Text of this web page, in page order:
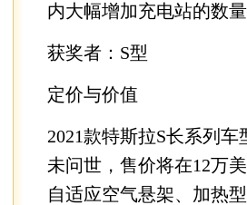
内大幅增加充电站的数量
获奖者：S型
定价与价值
2021款特斯拉S长系列
未问世，售价将在12万
自适应空气悬架、加热